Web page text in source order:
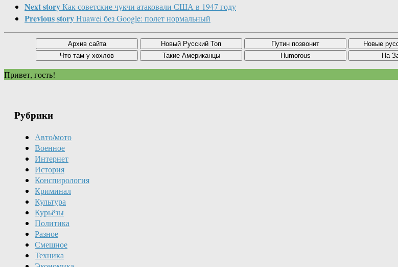
Next storyКак советские чукчи атаковали США в 1947 году
Previous storyHuawei без Google: полет нормальный
Привет, гость!
Рубрики
Авто/мото
Военное
Интернет
История
Конспирология
Криминал
Культура
Курьёзы
Политика
Разное
Смешное
Техника